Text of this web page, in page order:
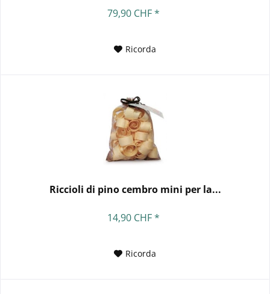
79,90 CHF *
Ricorda
Riccioli di pino cembro mini per la...
14,90 CHF *
Ricorda